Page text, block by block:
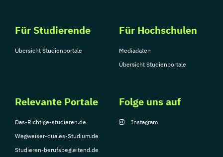
Für Studierende
Übersicht Studienportale
Für Hochschulen
Mediadaten
Übersicht Studienportale
Relevante Portale
Das-Richtige-studieren.de
Wegweiser-duales-Studium.de
Studieren-berufsbegleitend.de
Folge uns auf
Instagram